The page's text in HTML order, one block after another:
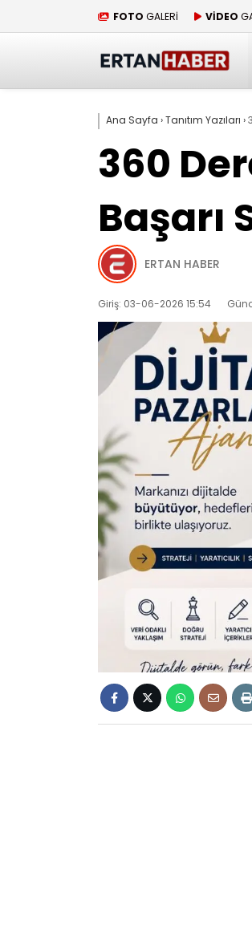
FOTO GALERİ VİDEO
Ana Sayfa ›Tanıtım Yazıları ›
360
Başarı
ERTAN HABER
Giriş: 03-06-2026 15:54